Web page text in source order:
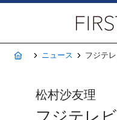
ホームニュース フジテ
松村沙友理
フジテレ